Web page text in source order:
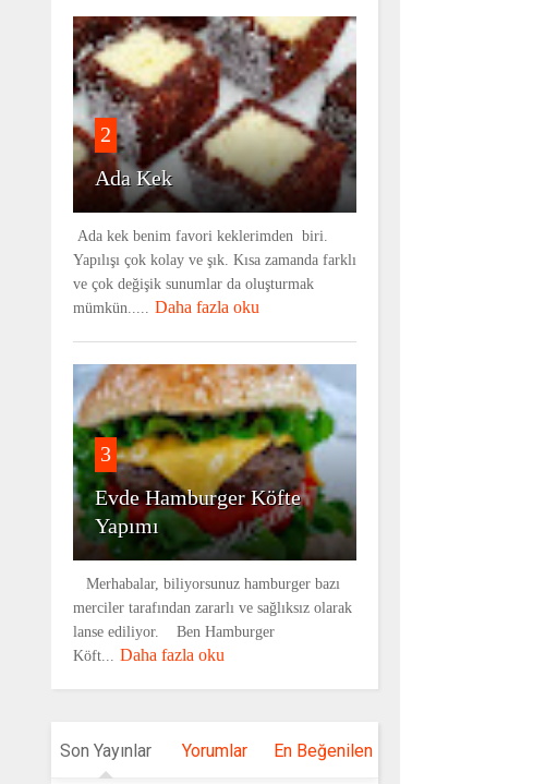
2
Ada Kek
Ada kek benim favori keklerimden biri.
Yapılışı çok kolay ve şık. Kısa zamanda farklı
ve çok değişik sunumlar da oluşturmak
mümkün..... Daha fazla oku
3
Evde Hamburger Köfte
Yapımı
Merhabalar, biliyorsunuz hamburger bazı
merciler tarafından zararlı ve sağlıksız olarak
lanse ediliyor. Ben Hamburger
Köft... Daha fazla oku
Son Yayınlar Yorumlar En Beğenilen